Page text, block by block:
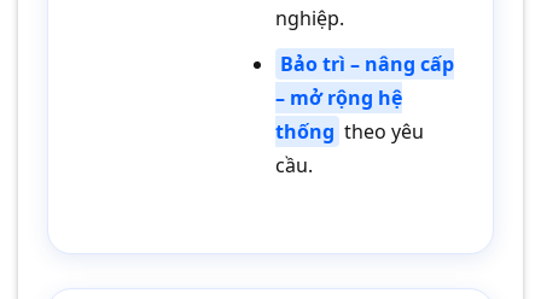
nghiệp.
Bảo trì – nâng cấp
– mở rộng hệ
thống theo yêu
cầu.